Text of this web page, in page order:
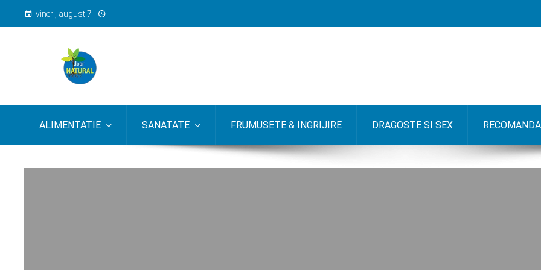
vineri, august 7
ALIMENTATIE SANATATE FRUMUSETE & INGRIJIRE DRAGOSTE SI SEX